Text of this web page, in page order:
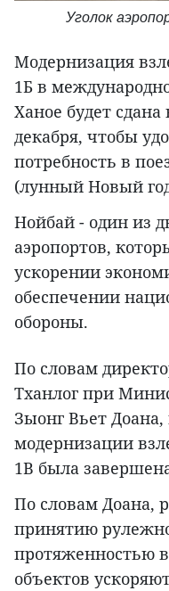
Уголок
Модернизация
1Б в
Ханое будет
декабря, чтобы
потребность в
(лунный Новый
Нойбай - один из
аэропортов,
ускорении
обеспечении
обороны.
По словам
Тханлог при
Зыонг Вьет Доана,
модернизации
1B была
По словам Доана,
принятию
протяженностью
объектов